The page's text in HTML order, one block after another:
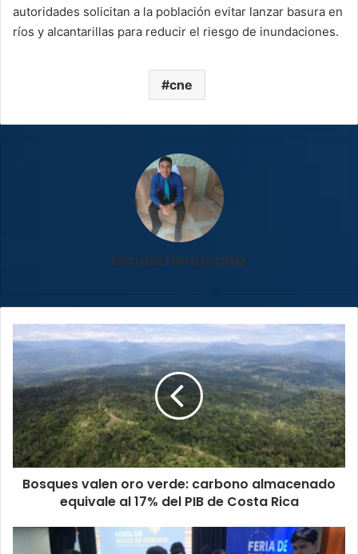
autoridades solicitan a la población evitar lanzar basura en
ríos y alcantarillas para reducir el riesgo de inundaciones.
cne
Ismael Hernández
Bosques
valen
verde:
carbono
almacenado
equivale
al
17%
del
Costa
Bosques valen oro verde: carbono almacenado
equivale al 17% del PIB de Costa Rica
UNED